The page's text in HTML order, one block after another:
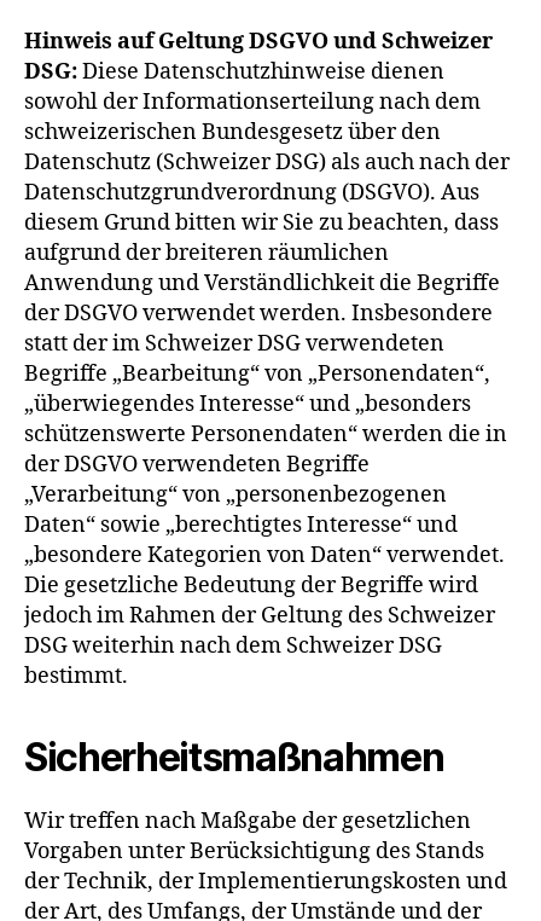
Hinweis auf Geltung DSGVO und Schweizer
DSG:Diese Datenschutzhinweise dienen
sowohl der Informationserteilung nach dem
schweizerischen Bundesgesetz über den
Datenschutz (Schweizer DSG) als auch nach der
Datenschutzgrundverordnung (DSGVO). Aus
diesem Grund bitten wir Sie zu beachten, dass
aufgrund der breiteren räumlichen
Anwendung und Verständlichkeit die Begriffe
der DSGVO verwendet werden. Insbesondere
statt der im Schweizer DSG verwendeten
Begriffe „Bearbeitung“ von „Personendaten“,
„überwiegendes Interesse“ und „besonders
schützenswerte Personendaten“ werden die in
der DSGVO verwendeten Begriffe
„Verarbeitung“ von „personenbezogenen
Daten“ sowie „berechtigtes Interesse“ und
„besondere Kategorien von Daten“ verwendet.
Die gesetzliche Bedeutung der Begriffe wird
jedoch im Rahmen der Geltung des Schweizer
DSG weiterhin nach dem Schweizer DSG
bestimmt.
Sicherheitsmaßnahmen
Wir treffen nach Maßgabe der gesetzlichen
Vorgaben unter Berücksichtigung des Stands
der Technik, der Implementierungskosten und
der Art, des Umfangs, der Umstände und der